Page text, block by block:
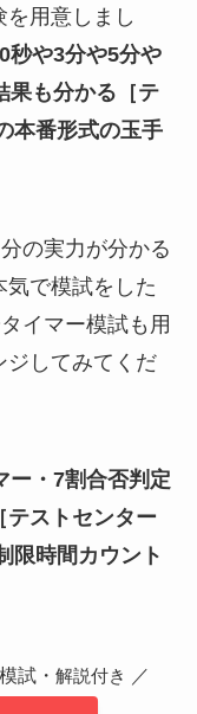
用意しまし
秒や3分や5分や
果も分かる ［テ
本番形式の玉手
の実力が分かる
で模試をした
イマー模試も用
ジしてみてくだ
ー・7割合否判定
テストセンター
限時間カウント
試・ 解説付き ／